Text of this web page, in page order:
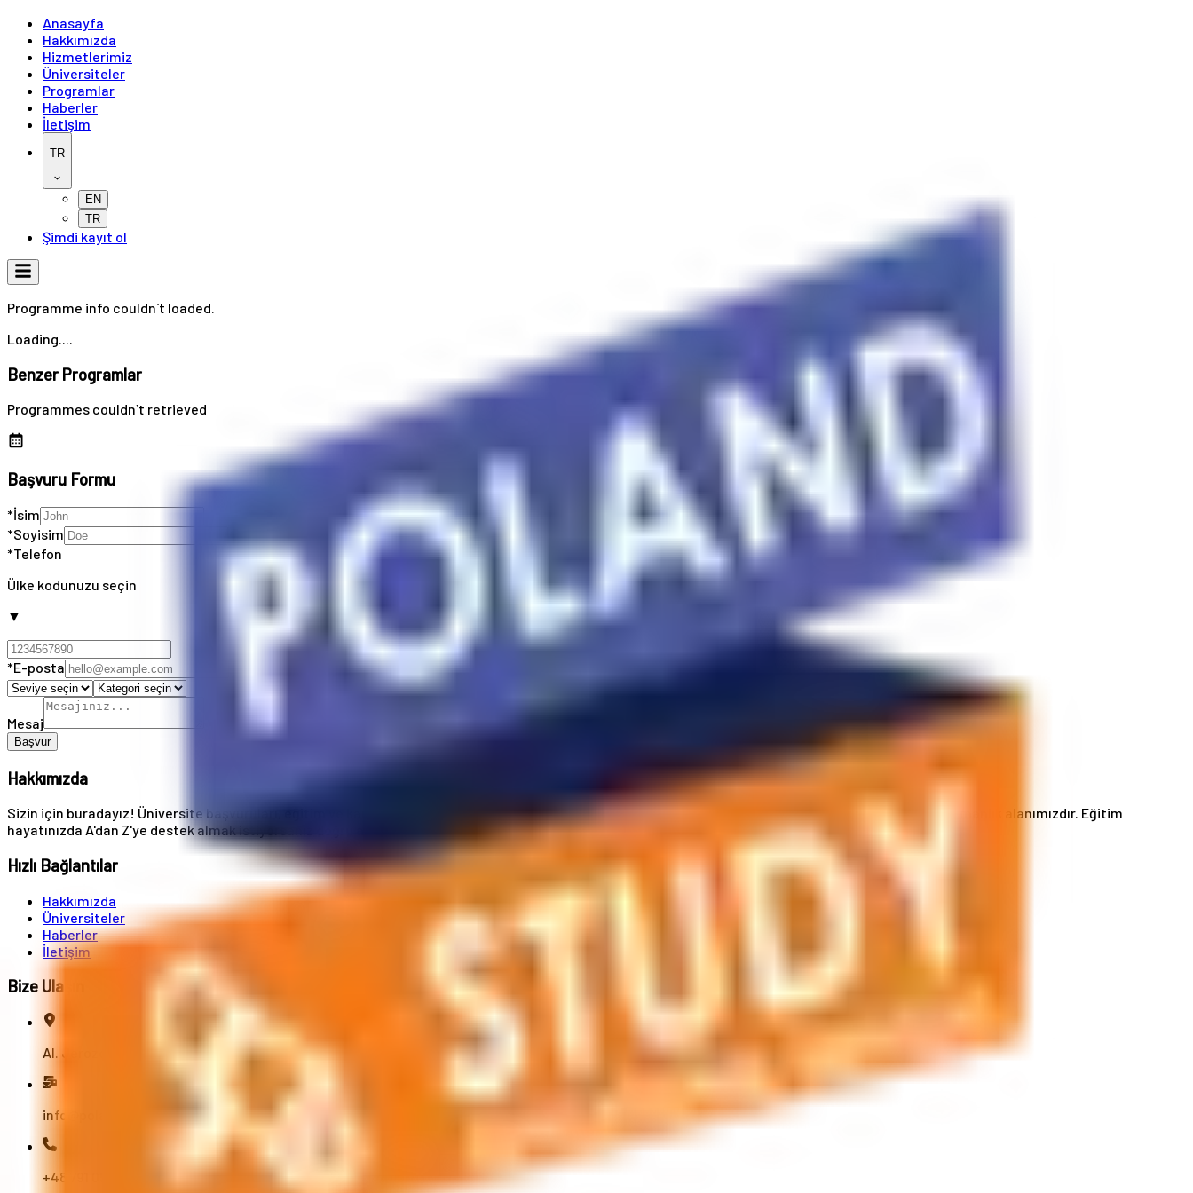
Anasayfa
Hakkımızda
Hizmetlerimiz
Üniversiteler
Programlar
Haberler
İletişim
TR
EN
TR
Şimdi kayıt ol
Programme info couldn`t loaded.
Loading....
Benzer Programlar
Programmes couldn`t retrieved
Başvuru Formu
*İsim
*Soyisim
*Telefon
Ülke kodunuzu seçin
▼
*E-posta
Mesaj
Başvur
Hakkımızda
Sizin için buradayız! Üniversite başvuruları, eğitim ve kariyer planlama, vize ve oturum kartı hizmetleri, konaklama hizmetleri ve daha birçok hizmet uzmanlık alanımızdır. Eğitim
hayatınızda A'dan Z'ye destek almak istiyorsanız doğru adrestesiniz. Bize telefonla ulaşabilir veya e-posta gönderebilirsiniz.
Hızlı Bağlantılar
Hakkımızda
Üniversiteler
Haberler
İletişim
Bize Ulaşın
Al. Jerozolimskie 91, 02-001 Varşova
info@polandstudy.com
+48 791 055 745